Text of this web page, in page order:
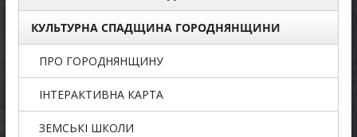
КУЛЬТУРНА СПАДЩИНА ГОРОДНЯНЩИНИ
ПРО ГОРОДНЯНЩИНУ
ІНТЕРАКТИВНА КАРТА
ЗЕМСЬКІ ШКОЛИ